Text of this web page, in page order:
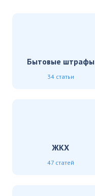
Бытовые штрафы
34 статьи
ЖКХ
47 статей